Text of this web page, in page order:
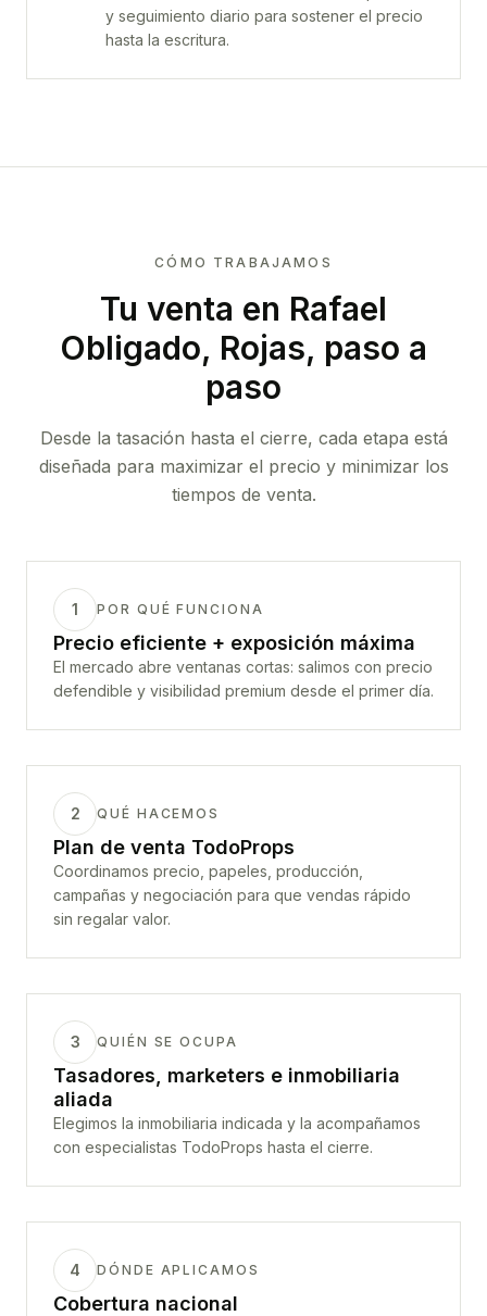
y seguimiento diario para sostener el precio
hasta la escritura.
CÓMO TRABAJAMOS
Tu venta en Rafael
Obligado, Rojas, paso a
paso
Desde la tasación hasta el cierre, cada etapa está
diseñada para maximizar el precio y minimizar los
tiempos de venta.
1 POR QUÉ FUNCIONA
Precio eficiente + exposición máxima
El mercado abre ventanas cortas: salimos con precio
defendible y visibilidad premium desde el primer día.
2 QUÉ HACEMOS
Plan de venta TodoProps
Coordinamos precio, papeles, producción,
campañas y negociación para que vendas rápido
sin regalar valor.
3 QUIÉN SE OCUPA
Tasadores, marketers e inmobiliaria
aliada
Elegimos la inmobiliaria indicada y la acompañamos
con especialistas TodoProps hasta el cierre.
4 DÓNDE APLICAMOS
Cobertura nacional